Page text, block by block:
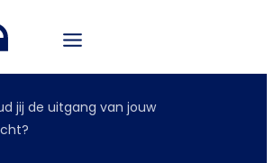
jij de uitgang van jouw